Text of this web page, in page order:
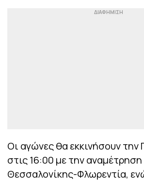
Οι αγώνες θα εκκινήσουν την
στις 16:00 με την
Θεσσαλονίκης-Φλωρεντία,